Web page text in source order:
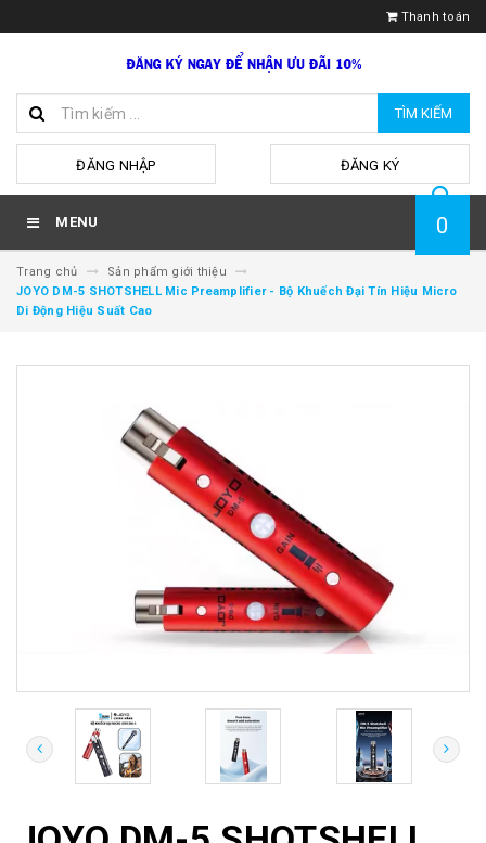
Thanh toán
TÌM KIẾM
ĐĂNG NHẬP ĐĂNG KÝ
MENU 0
Trang chủ
Sản phẩm giới thiệu
JOYO DM-5 SHOTSHELL Mic Preamplifier - Bộ Khuếch Đại Tín Hiệu Micro
Di Động Hiệu Suất Cao